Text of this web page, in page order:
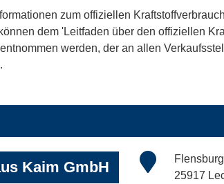
zum offiziellen
dem 'Leitfaden über den offiziellen
werden, der an allen
Kaim GmbH
25917